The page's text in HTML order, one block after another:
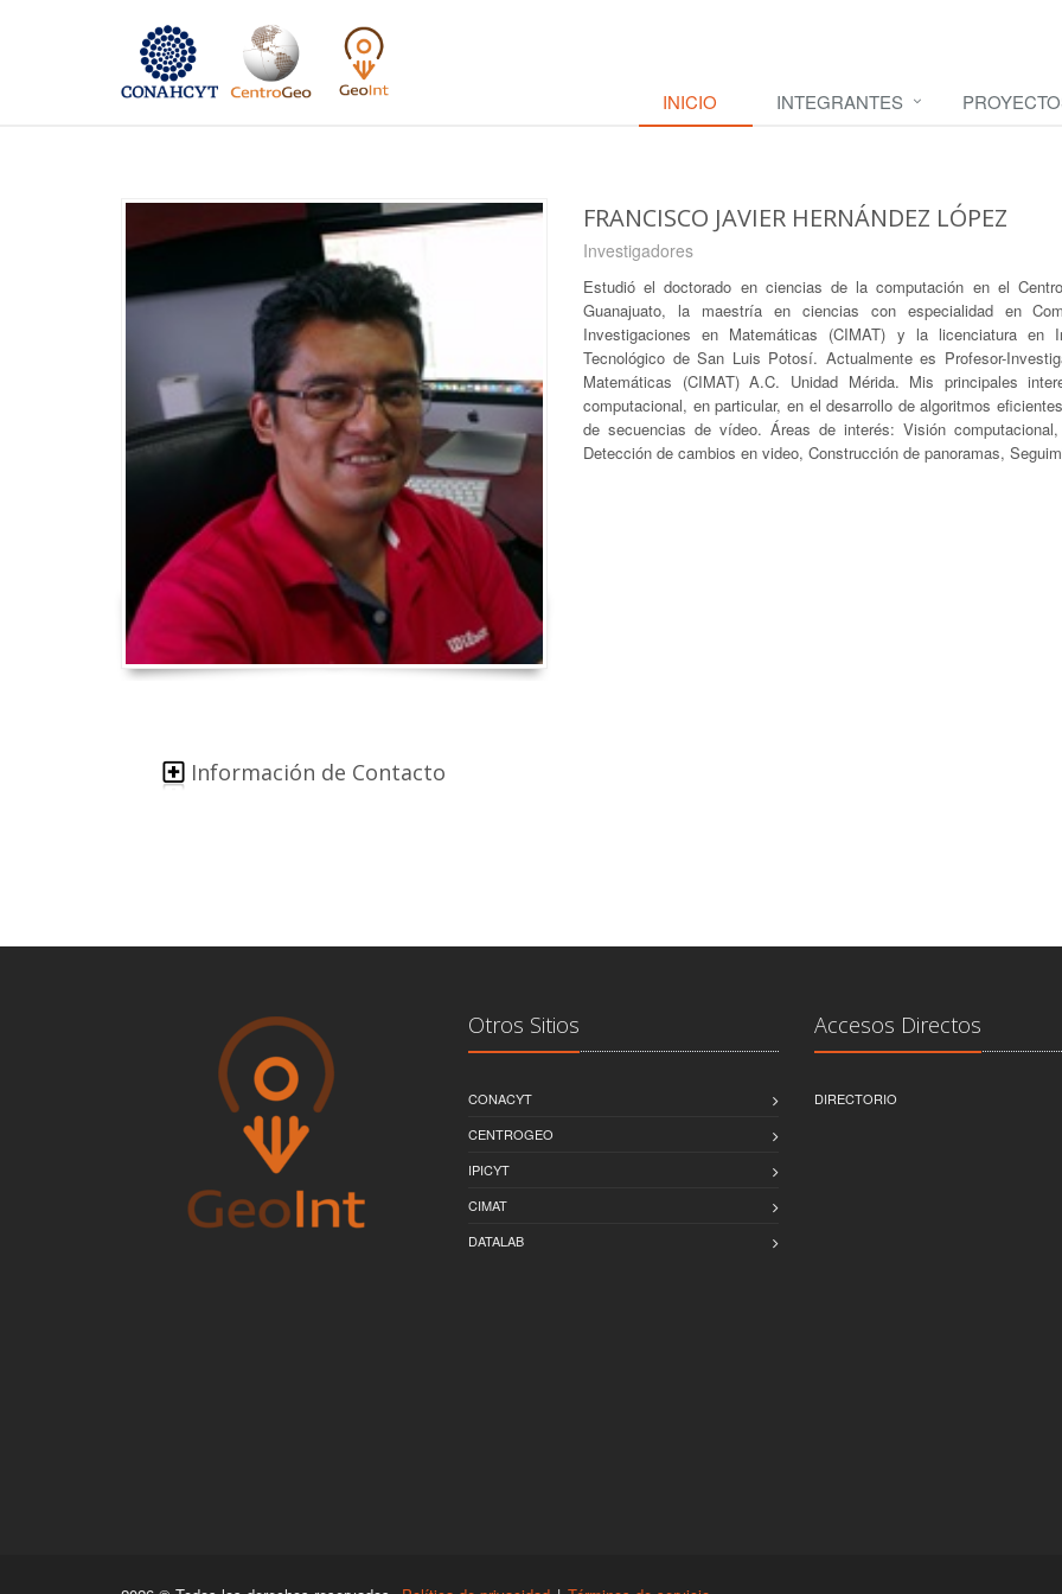
INICIO INTEGRANTES
FRANCISCO JAVIER HERNÁNDEZ LÓPEZ
Investigadores
Estudió el doctorado en ciencias de la computación en el
Guanajuato, la maestría en ciencias con especialidad en
Investigaciones en Matemáticas (CIMAT) y la licenciatura en
Tecnológico de San Luis Potosí. Actualmente es Profesor-
Matemáticas (CIMAT) A.C. Unidad Mérida. Mis principales
computacional, en particular, en el desarrollo de algoritmos
de secuencias de vídeo. Áreas de interés: Visión
Detección de cambios en video, Construcción de panoramas,
Información de Contacto
Otros Sitios
CONACYT
CENTROGEO
IPICYT
CIMAT
DATALAB
Accesos Directos
DIRECTORIO